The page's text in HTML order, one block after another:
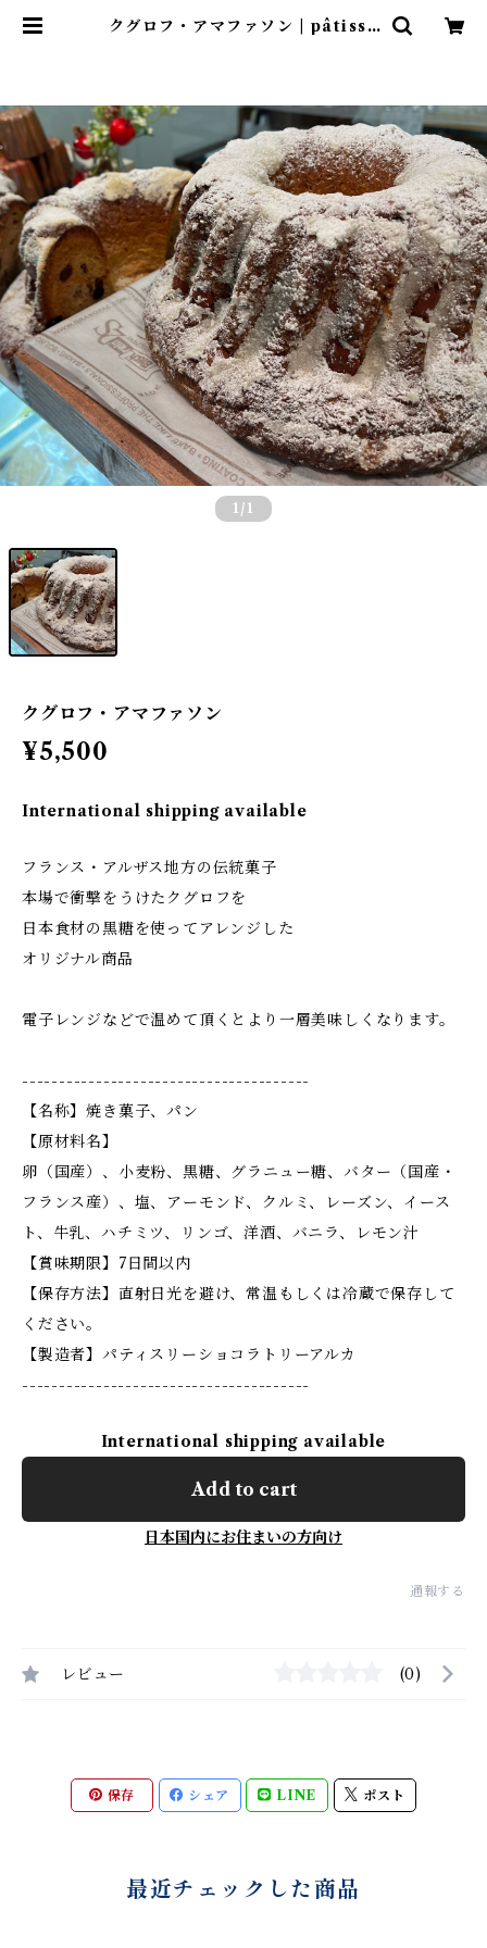
クグロフ・アマファソン | pâtisse
1 /1
クグロフ・アマファソン
¥5,500
International shipping available
フランス・アルザス地方の伝統菓子
本場で衝撃をうけたクグロフを
日本食材の黒糖を使ってアレンジした
オリジナル商品
電子レンジなどで温めて頂くとより一層美味しくなります。
---------------------------------------
【名称】焼き菓子、パン
【原材料名】
卵（国産）、小麦粉、黒糖、グラニュー糖、バター（国産・
フランス産）、塩、アーモンド、クルミ、レーズン、イース
ト、牛乳、ハチミツ、リンゴ、洋酒、バニラ、レモン汁
【賞味期限】7日間以内
【保存方法】直射日光を避け、常温もしくは冷蔵で保存して
ください。
【製造者】パティスリーショコラトリーアルカ
---------------------------------------
International shipping available
Add to cart
日本国内にお住まいの方向け
通報する
レビュー (0)
保存 シェア LINE ポスト
最近チェックした商品